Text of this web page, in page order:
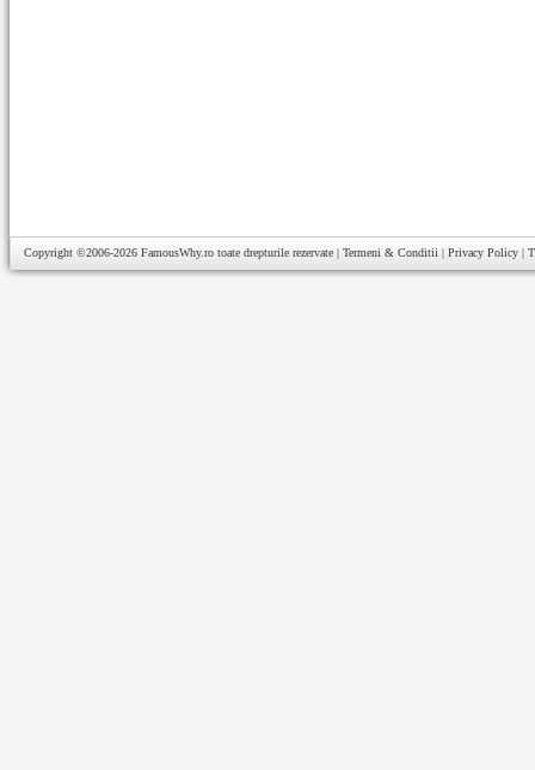
Copyright ©2006-2026 FamousWhy.ro toate drepturile rezervate | Termeni & Conditii | Privacy Policy |